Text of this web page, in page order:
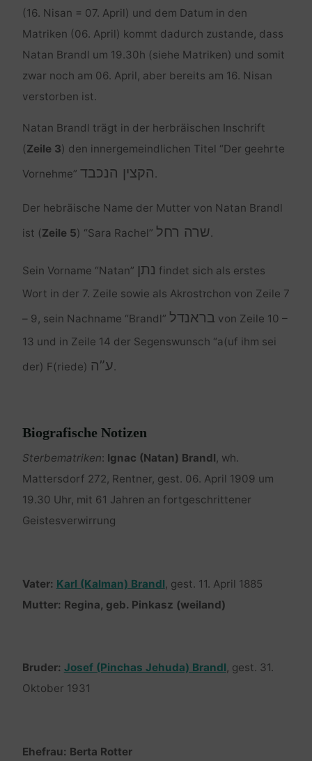
(16. Nisan = 07. April) und dem Datum in den
Matriken (06. April) kommt dadurch zustande, dass
Natan Brandl um 19.30h (siehe Matriken) und somit
zwar noch am 06. April, aber bereits am 16. Nisan
verstorben ist.
Natan Brandl trägt in der herbräischen Inschrift
(Zeile 3) den innergemeindlichen Titel “Der geehrte
Vornehme” הקצין הנכבד.
Der hebräische Name der Mutter von Natan Brandl
ist (Zeile 5) “Sara Rachel” שרה רחל.
Sein Vorname “Natan” נתן findet sich als erstes
Wort in der 7. Zeile sowie als Akrostזchon von Zeile 7
– 9, sein Nachname “Brandl” בראנדל von Zeile 10 –
13 und in Zeile 14 der Segenswunsch “a(uf ihm sei
der) F(riede) ע”ה.
Biografische Notizen
Sterbematriken: Ignac (Natan) Brandl, wh.
Mattersdorf 272, Rentner, gest. 06. April 1909 um
19.30 Uhr, mit 61 Jahren an fortgeschrittener
Geistesverwirrung
Vater: Karl (Kalman) Brandl, gest. 11. April 1885
Mutter: Regina, geb. Pinkasz (weiland)
Bruder: Josef (Pinchas Jehuda) Brandl, gest. 31.
Oktober 1931
Ehefrau: Berta Rotter